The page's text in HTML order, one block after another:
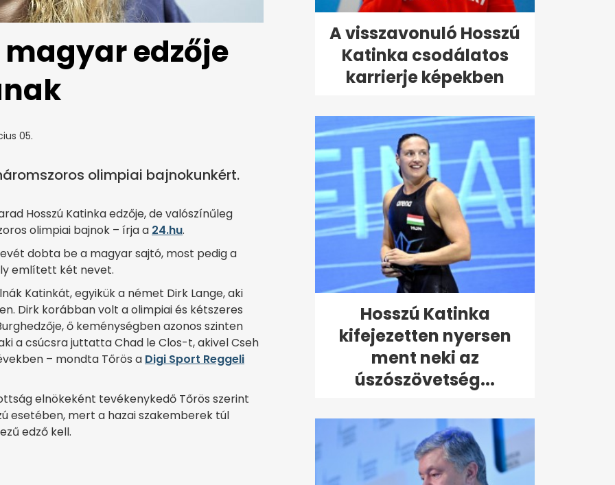
magyar edzője
05.
olimpiai bajnokunkért.
Hosszú Katinka edzője, de valószínűleg
olimpiai bajnok – írja a 24.hu.
dobta be a magyar sajtó, most pedig a
említett két nevet.
Katinkát, egyikük a német Dirk Lange, aki
Dirk korábban volt a olimpiai és kétszeres
ő keménységben azonos szinten
a csúcsra juttatta Chad le Clos-t, akivel Cseh
– mondta Tőrös a Digi Sport Reggeli
elnökeként tevékenykedő Tőrös szerint
esetében, mert a hazai szakemberek túl
edző kell.
A visszavonuló Hosszú
Katinka csodálatos
karrierje képekben
Hosszú Katinka
kifejezetten nyersen
ment neki az
úszószövetség...